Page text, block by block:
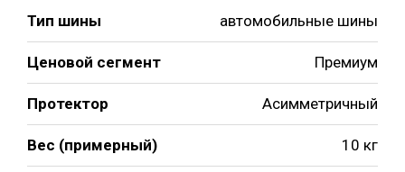
Тип шины автомобильные шины
Ценовой сегмент Премиум
Протектор Асимметричный
Вес (примерный) 10 кг